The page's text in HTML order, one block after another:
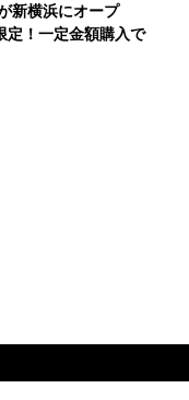
新横浜にオープ
定！一定金額購入で